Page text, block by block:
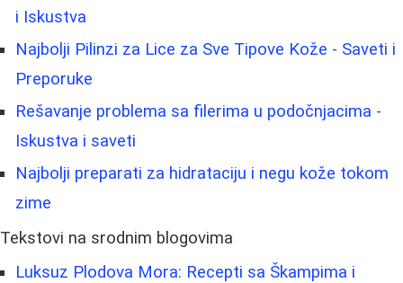
i Iskustva
Najbolji Pilinzi za Lice za Sve Tipove Kože - Saveti i
Preporuke
Rešavanje problema sa filerima u podočnjacima -
Iskustva i saveti
Najbolji preparati za hidrataciju i negu kože tokom
zime
Tekstovi na srodnim blogovima
Luksuz Plodova Mora: Recepti sa Škampima i